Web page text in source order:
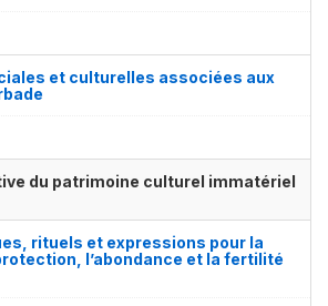
et culturelles associées aux
du patrimoine culturel immatériel
rituels et expressions pour la
l’abondance et la fertilité